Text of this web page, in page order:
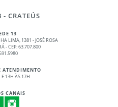
- CRATEÚS
13
LIMA, 1381 - JOSÉ ROSA
- CEP: 63.707.800
ATENDIMENTO
13H ÀS 17H
CANAIS